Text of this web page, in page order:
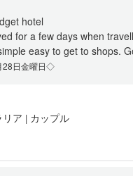
hotel
for a few days when
easy to get to shops.
28日金曜日◇
ア | カップル